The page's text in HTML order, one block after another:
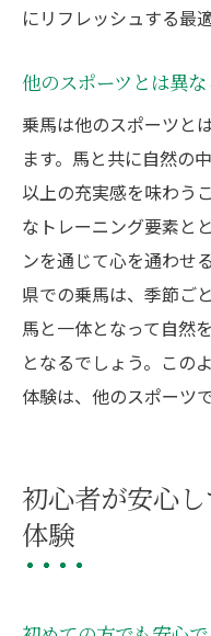
にリフレッシュする最
他のスポーツとは異
乗馬は他のスポーツと
ます。馬と共に自然の
以上の充実感を味わう
なトレーニング要素と
ンを通じて心を通わせ
県での乗馬は、季節ご
馬と一体となって自然
となるでしょう。この
体験は、他のスポーツ
初心者が安心
体験